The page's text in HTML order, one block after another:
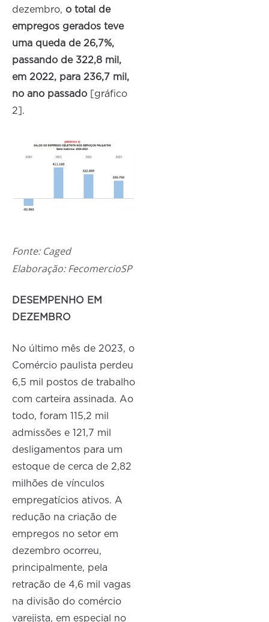
dezembro, o total de
empregos gerados teve
uma queda de 26,7%,
passando de 322,8 mil,
em 2022, para 236,7 mil,
no ano passado [gráfico
2].
Fonte: Caged
Elaboração: FecomercioSP
DESEMPENHO EM
DEZEMBRO
No último mês de 2023, o
Comércio paulista perdeu
6,5 mil postos de trabalho
com carteira assinada. Ao
todo, foram 115,2 mil
admissões e 121,7 mil
desligamentos para um
estoque de cerca de 2,82
milhões de vínculos
empregatícios ativos. A
redução na criação de
empregos no setor em
dezembro ocorreu,
principalmente, pela
retração de 4,6 mil vagas
na divisão do comércio
varejista, em especial no